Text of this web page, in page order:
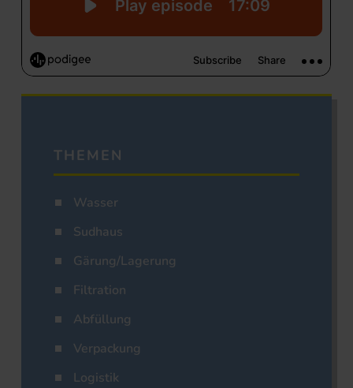
THEMEN
Wasser
Sudhaus
Gärung/Lagerung
Filtration
Abfüllung
Verpackung
Logistik